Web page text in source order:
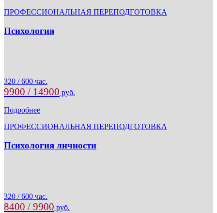
ПРОФЕССИОНАЛЬНАЯ ПЕРЕПОДГОТОВКА
Психология
320 / 600 час.
9900 / 14900 руб.
Подробнее
ПРОФЕССИОНАЛЬНАЯ ПЕРЕПОДГОТОВКА
Психология личности
320 / 600 час.
8400 / 9900 руб.